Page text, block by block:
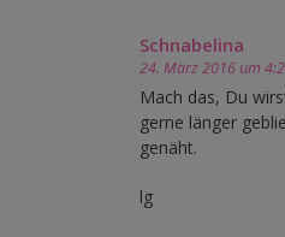
Schnabelina
24. März 2016 um
Mach das, Du
gerne länger
genäht.
lg